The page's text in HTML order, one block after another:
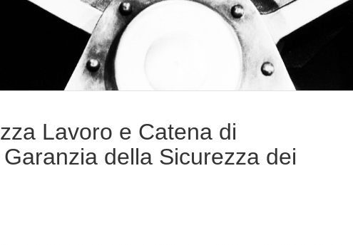
Lavoro e Catena di
della Sicurezza dei